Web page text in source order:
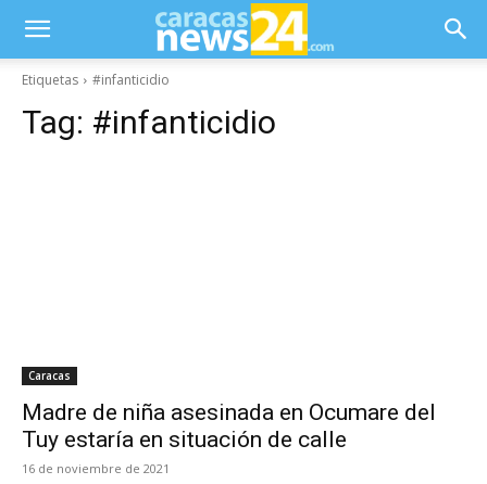
Etiquetas #infanticidio
Tag: #infanticidio
Caracas
Madre de niña asesinada en Ocumare del
Tuy estaría en situación de calle
16 de noviembre de 2021